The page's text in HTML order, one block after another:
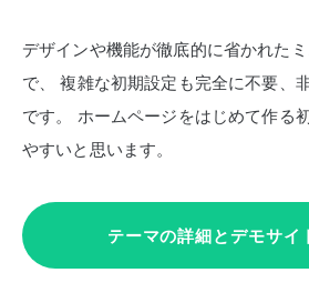
デザインや機能が徹底的に省かれた
で、
複雑な初期設定も完全に不要、
です。
ホームページをはじめて作る
やすいと思います。
テーマの詳細とデモサイ